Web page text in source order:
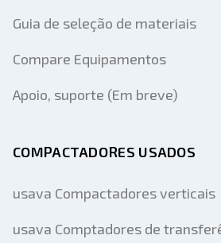
Guia de seleção de materiais
Compare Equipamentos
Apoio, suporte (Em breve)
COMPACTADORES USADOS
usava Compactadores verticais
usava Comptadores de